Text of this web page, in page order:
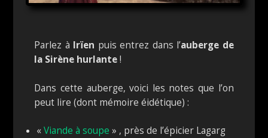
Parlez à Irïen puis entrez dans l’auberge de
la Sirène hurlante!
Dans cette auberge, voici les notes que l’on
peut lire (dont mémoire éidétique) :
«Viande à soupe » , près de l’épicier Lagarg